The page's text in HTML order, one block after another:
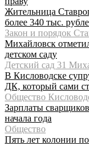
Жительница
более 340 тыс.
Закон и порядок
Михайловск
детском саду
Детский сад 31
В Кисловодске
ДК, который сами
Общество
Зарплаты
начала года
Общество
Пять лет колонии